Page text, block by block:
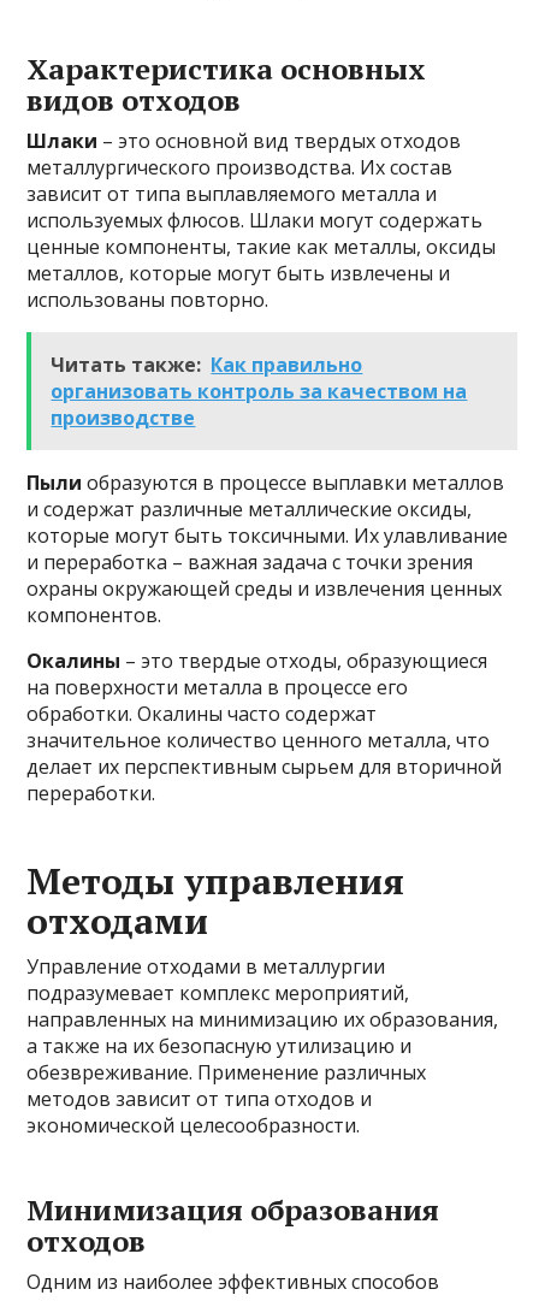
Характеристика основных
видов отходов
Шлаки – это основной вид твердых отходов
металлургического производства. Их состав
зависит от типа выплавляемого металла и
используемых флюсов. Шлаки могут содержать
ценные компоненты, такие как металлы, оксиды
металлов, которые могут быть извлечены и
использованы повторно.
Читать также: Как правильно
организовать контроль за качеством на
производстве
Пыли образуются в процессе выплавки металлов
и содержат различные металлические оксиды,
которые могут быть токсичными. Их улавливание
и переработка – важная задача с точки зрения
охраны окружающей среды и извлечения ценных
компонентов.
Окалины – это твердые отходы, образующиеся
на поверхности металла в процессе его
обработки. Окалины часто содержат
значительное количество ценного металла, что
делает их перспективным сырьем для вторичной
переработки.
Методы управления
отходами
Управление отходами в металлургии
подразумевает комплекс мероприятий,
направленных на минимизацию их образования,
а также на их безопасную утилизацию и
обезвреживание. Применение различных
методов зависит от типа отходов и
экономической целесообразности.
Минимизация образования
отходов
Одним из наиболее эффективных способов